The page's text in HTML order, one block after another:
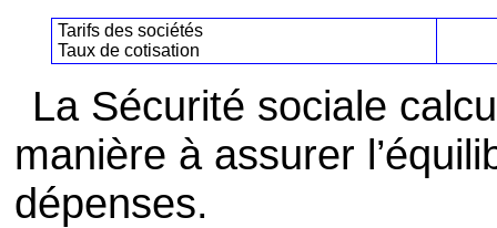
Tarifs des sociétés
Taux de cotisation
La Sécurité sociale
manière à assurer
dépenses.